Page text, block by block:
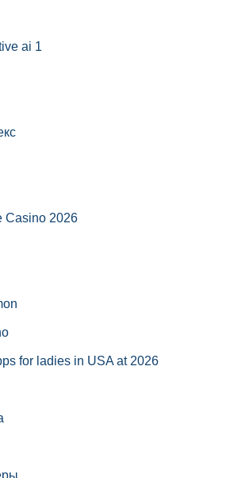
ai 1
Casino 2026
for ladies in USA at 2026